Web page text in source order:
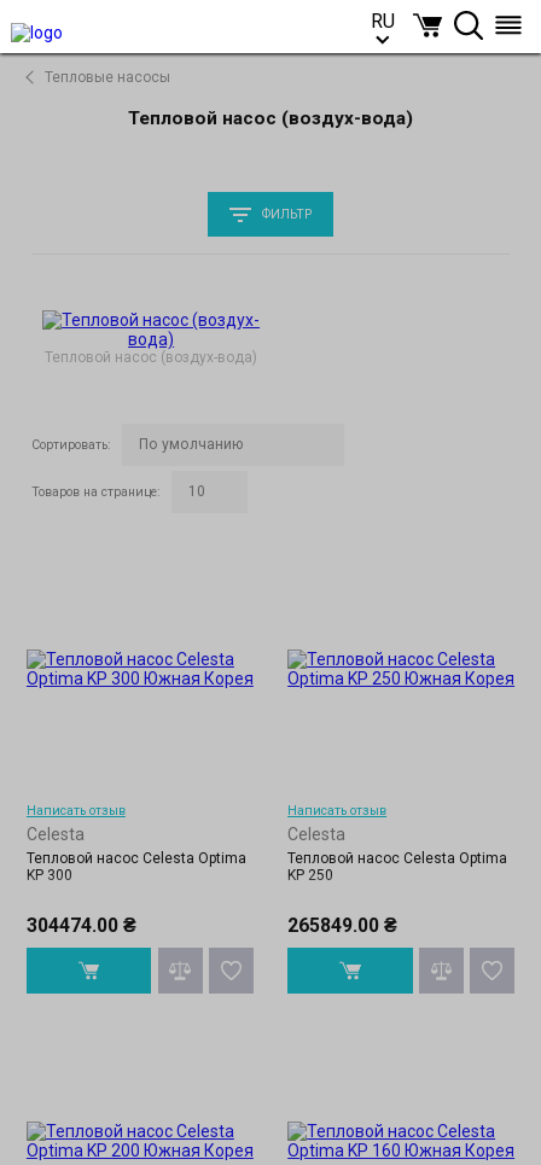
RU
Тепловые насосы
Тепловой насос (воздух-вода)
ФИЛЬТР
Тепловой насос (воздух-вода)
Сортировать:
Товаров на странице:
Написать отзыв
Celesta
Тепловой насос Celesta Optima
KP 300
304474.00 ₴
Написать отзыв
Celesta
Тепловой насос Celesta Optima
KP 250
265849.00 ₴